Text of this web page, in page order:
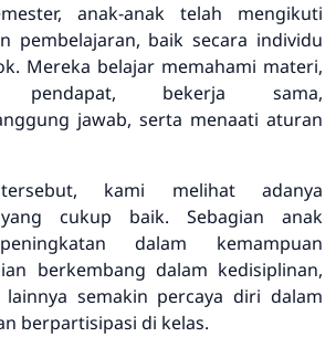
anak-anak telah mengikuti
pembelajaran, baik secara individu
Mereka belajar memahami materi,
pendapat, bekerja sama,
jawab, serta menaati aturan
kami melihat adanya
cukup baik. Sebagian anak
dalam kemampuan
berkembang dalam kedisiplinan,
semakin percaya diri dalam
berpartisipasi di kelas.